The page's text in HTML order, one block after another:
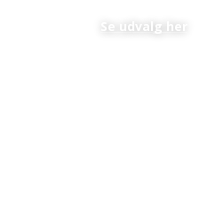
Se udvalg her